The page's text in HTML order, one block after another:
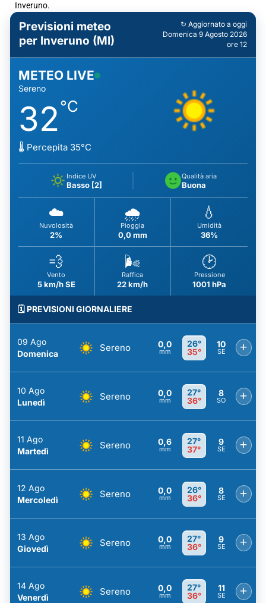
Inveruno.
Previsioni meteo
per Inveruno (MI)
↻ Aggiornato a oggi
Domenica 9 Agosto 2026
ore 12
METEO LIVE
Sereno
32°C
🌡️ Percepita 35°C
Indice UV
Basso [2]
Qualità aria
Buona
☁️
Nuvolosità
2%
🌧️
Pioggia
0,0 mm
💧
Umidità
36%
💨
Vento
5 km/h SE
🌬️
Raffica
22 km/h
🕑
Pressione
1001 hPa
🗓️ PREVISIONI GIORNALIERE
09 Ago
Domenica
Sereno 0,0
mm
26°
35°
10
SE +
10 Ago
Lunedì
Sereno 0,0
mm
27°
36°
8
SO +
11 Ago
Martedì
Sereno 0,6
mm
27°
37°
9
SE +
12 Ago
Mercoledì
Sereno 0,0
mm
26°
36°
8
SE +
13 Ago
Giovedì
Sereno 0,0
mm
27°
36°
9
SE +
14 Ago
Venerdì
Sereno 0,0
mm
27°
36°
11
SE +